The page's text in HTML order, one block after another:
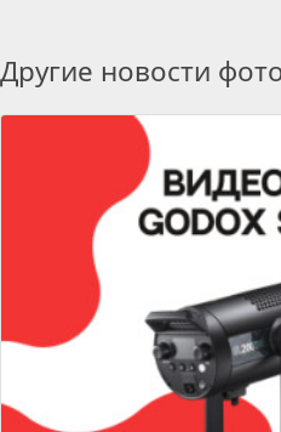
Другие новости